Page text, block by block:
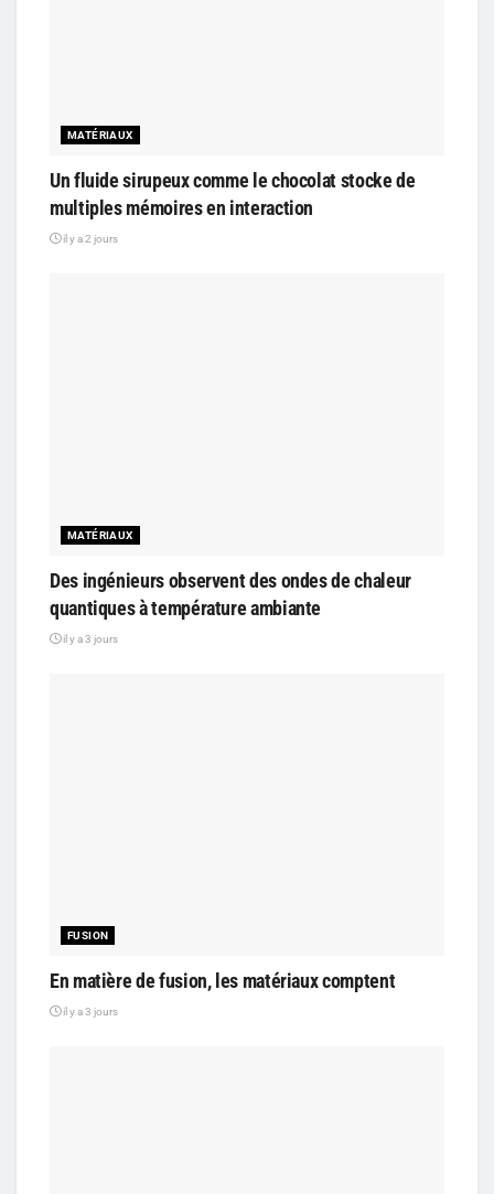
MATÉRIAUX
Un fluide sirupeux comme le chocolat stocke de
multiples mémoires en interaction
il y a 2 jours
MATÉRIAUX
Des ingénieurs observent des ondes de chaleur
quantiques à température ambiante
il y a 3 jours
FUSION
En matière de fusion, les matériaux comptent
il y a 3 jours